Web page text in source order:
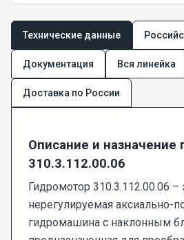
Технические данные
Документация Вся линейка
Доставка по России
Описание и назначение
310.3.112.00.06
Гидромотор 310.3.112.00.06 –
нерегулируемая аксиально-
гидромашина с наклонным